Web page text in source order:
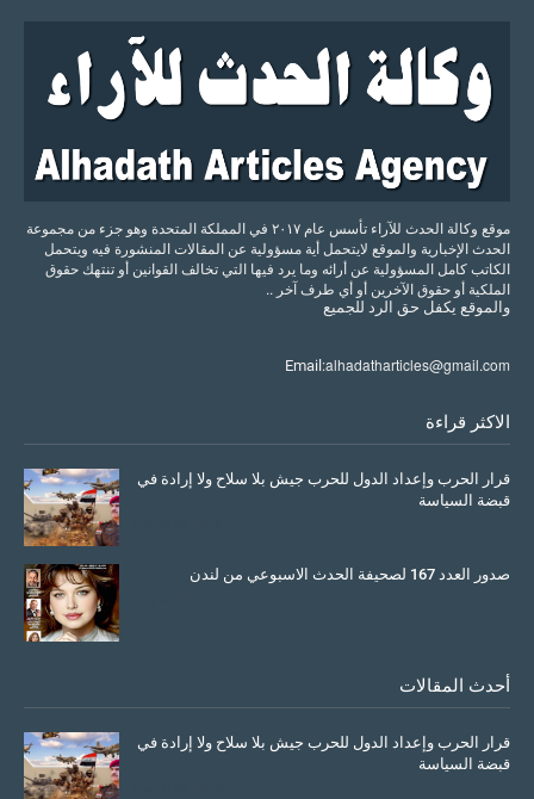
موقع وكالة الحدث للآراء تأسس عام ٢٠١٧ في المملكة المتحدة وهو جزء من مجموعة
الحدث الإخبارية والموقع لايتحمل أية مسؤولية عن المقالات المنشورة فيه ويتحمل
الكاتب كامل المسؤولية عن أرائه وما يرد فيها التي تخالف القوانين أو تنتهك حقوق
الملكية أو حقوق الآخرين أو أي طرف آخر ..
والموقع يكفل حق الرد للجميع
Email:alhadatharticles@gmail.com
الاكثر قراءة
قرار الحرب وإعداد الدول للحرب جيش بلا سلاح ولا إرادة في
قبضة السياسة
صدور العدد 167 لصحيفة الحدث الاسبوعي من لندن
أحدث المقالات
قرار الحرب وإعداد الدول للحرب جيش بلا سلاح ولا إرادة في
قبضة السياسة